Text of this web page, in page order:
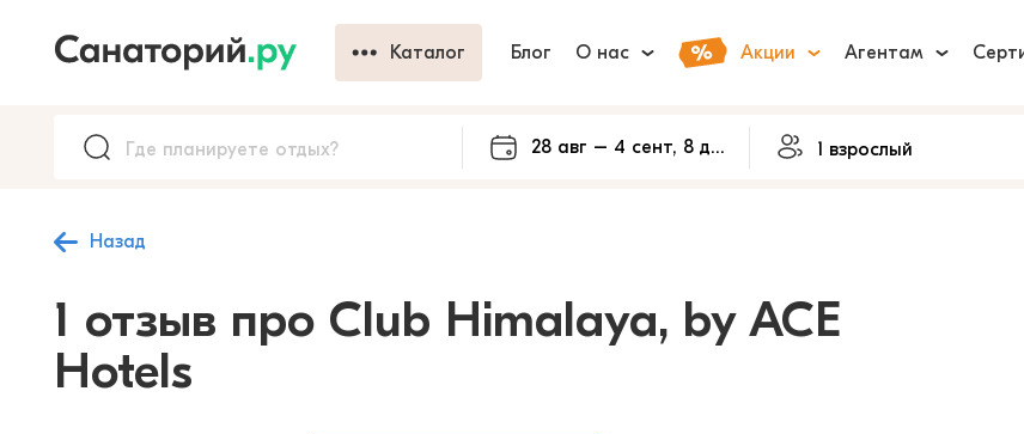
Каталог Блог О нас Акции Агентам
Назад
1 отзыв про Club Himalaya, by ACE
Hotels